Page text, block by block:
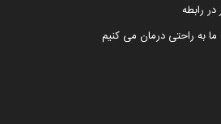
رابطه
به راحتی درمان می کنیم